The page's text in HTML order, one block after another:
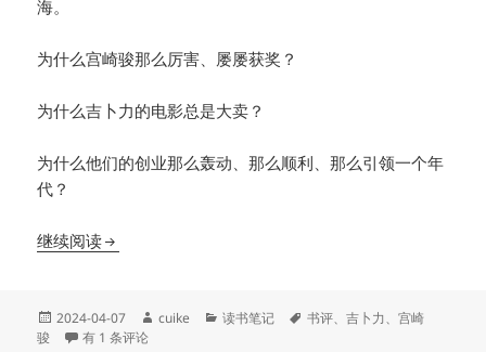
海。
为什么宫崎骏那么厉害、屡屡获奖？
为什么吉卜力的电影总是大卖？
为什么他们的创业那么轰动、那么顺利、那么引领一个年
代？
继续阅读吉卜力粉丝不可错过的一本书
发
布
2024-04-07
作
cuike
分
读书笔记
标
书评、吉卜力、宫崎
骏
吉卜力粉丝不可错过的一本书
有 1 条评论